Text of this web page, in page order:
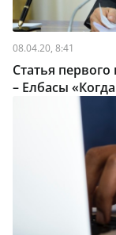
08.04.20, 8:41
Статья
– Елбасы